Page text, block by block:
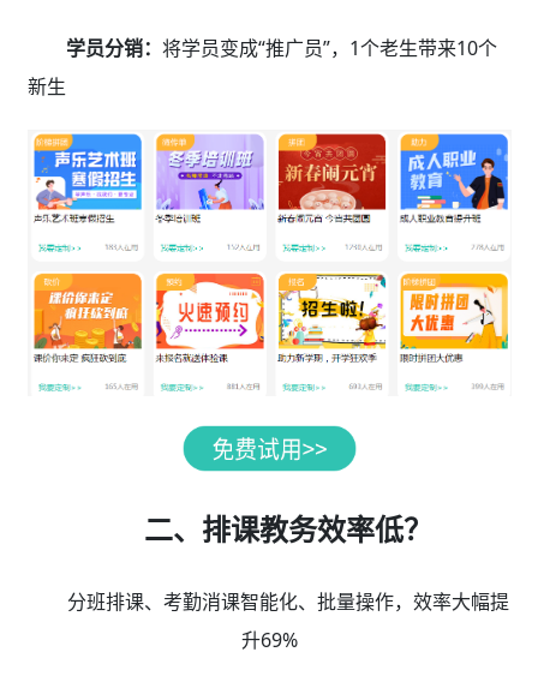
学员分销： 将学员变成“推广员”，1个老生带来10个
新生
二、排课教务效率低？
分班排课、考勤消课智能化、批量操作，效率大幅提
升69%